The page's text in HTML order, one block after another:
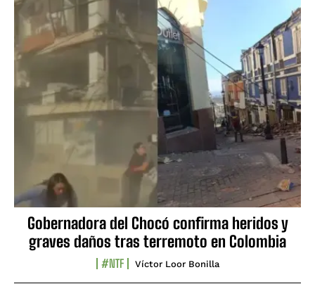
Gobernadora del Chocó confirma heridos y
graves daños tras terremoto en Colombia
#NTF Víctor Loor Bonilla